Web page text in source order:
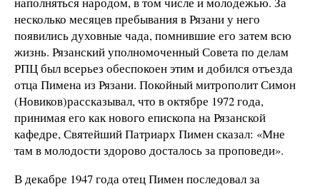
несколько месяцев пребывания в Рязани у него
появились духовные чада, помнившие его затем всю
жизнь. Рязанский уполномоченный Совета по делам
РПЦ был всерьез обеспокоен этим и добился отъезда
отца Пимена из Рязани. Покойный митрополит Симон
(Новиков)рассказывал, что в октябре 1972 года,
принимая его как нового епископа на Рязанской
кафедре, Святейший Патриарх Пимен сказал: «Мне
там в молодости здорово досталось за проповеди».
В декабре 1947 года отец Пимен последовал за